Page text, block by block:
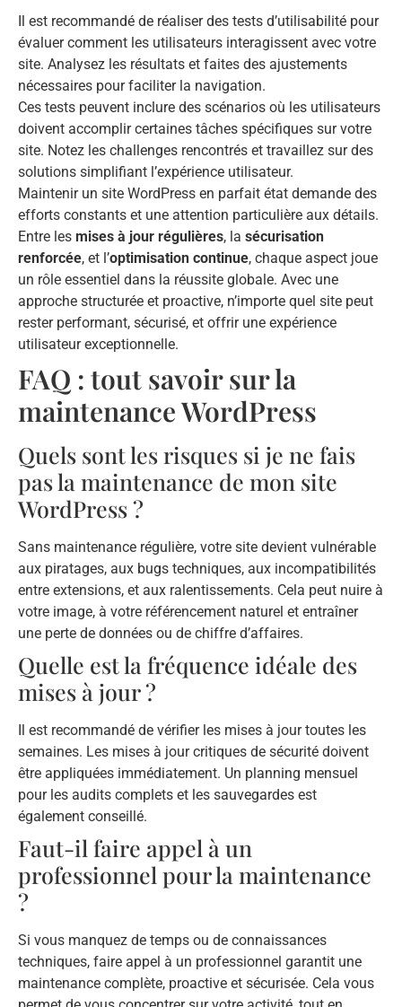
Il est recommandé de réaliser des tests d’utilisabilité pour
évaluer comment les utilisateurs interagissent avec votre
site. Analysez les résultats et faites des ajustements
nécessaires pour faciliter la navigation.
Ces tests peuvent inclure des scénarios où les utilisateurs
doivent accomplir certaines tâches spécifiques sur votre
site. Notez les challenges rencontrés et travaillez sur des
solutions simplifiant l’expérience utilisateur.
Maintenir un site WordPress en parfait état demande des
efforts constants et une attention particulière aux détails.
Entre les mises à jour régulières, la sécurisation
renforcée, et l’optimisation continue, chaque aspect joue
un rôle essentiel dans la réussite globale. Avec une
approche structurée et proactive, n’importe quel site peut
rester performant, sécurisé, et offrir une expérience
utilisateur exceptionnelle.
FAQ : tout savoir sur la
maintenance WordPress
Quels sont les risques si je ne fais
pas la maintenance de mon site
WordPress ?
Sans maintenance régulière, votre site devient vulnérable
aux piratages, aux bugs techniques, aux incompatibilités
entre extensions, et aux ralentissements. Cela peut nuire à
votre image, à votre référencement naturel et entraîner
une perte de données ou de chiffre d’affaires.
Quelle est la fréquence idéale des
mises à jour ?
Il est recommandé de vérifier les mises à jour toutes les
semaines. Les mises à jour critiques de sécurité doivent
être appliquées immédiatement. Un planning mensuel
pour les audits complets et les sauvegardes est
également conseillé.
Faut-il faire appel à un
professionnel pour la maintenance
?
Si vous manquez de temps ou de connaissances
techniques, faire appel à un professionnel garantit une
maintenance complète, proactive et sécurisée. Cela vous